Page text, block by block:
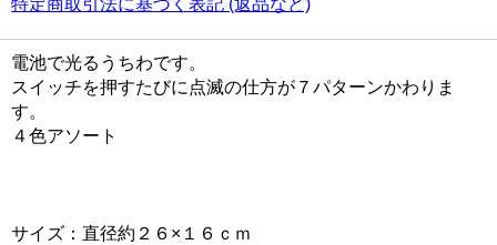
特定商取引法に基づく表記 (返品など)
電池で光るうちわです。
スイッチを押すたびに点滅の仕方が７パターンかわりま
す。
４色アソート
サイズ：直径約２６×１６ｃｍ